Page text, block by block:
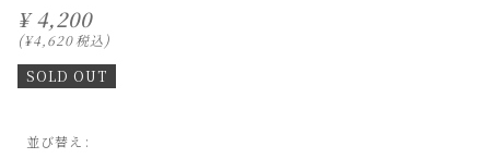
¥ 4,200
¥4,620税込
SOLD OUT
並び替え